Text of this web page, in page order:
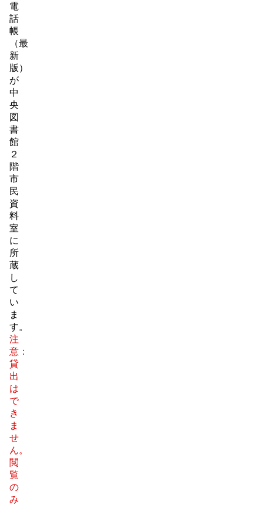
電
話
帳
（最
新
版）
が
中
央
図
書
館
２
階
市
民
資
料
室
に
所
蔵
し
て
い
ま
す。
注
意：
貸
出
は
で
き
ま
せ
ん。
閲
覧
の
み